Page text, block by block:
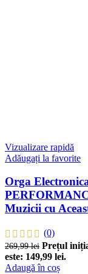
Vizualizare rapidă
Adăugați la favorite
Orga
Muzicii cu
(0)
269,99lei Prețul
este: 149,99 lei.
Adaugă în coș